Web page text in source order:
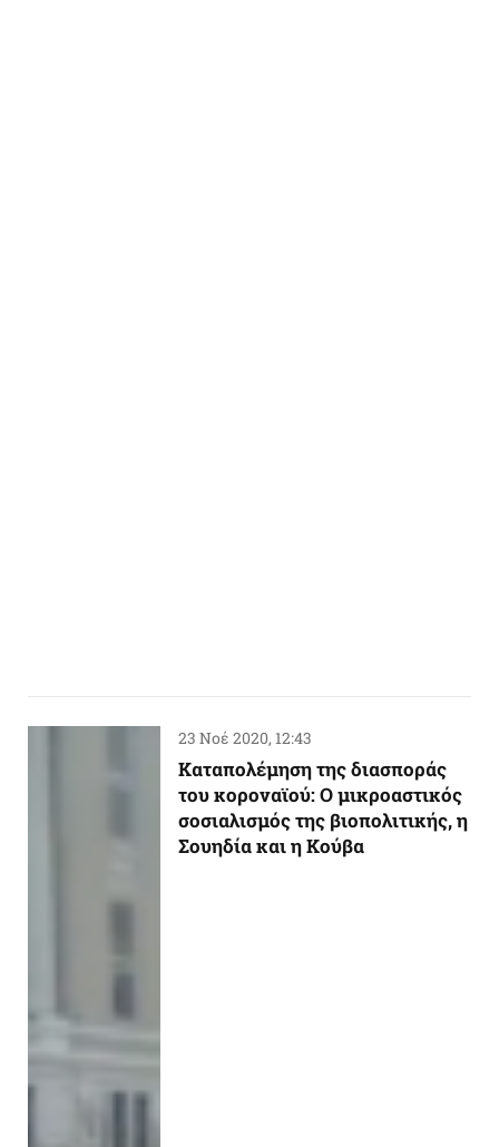
23 Νοέ 2020, 12:43
Καταπολέμηση της διασποράς
του κοροναϊού: Ο μικροαστικός
σοσιαλισμός της βιοπολιτικής, η
Σουηδία και η Κούβα